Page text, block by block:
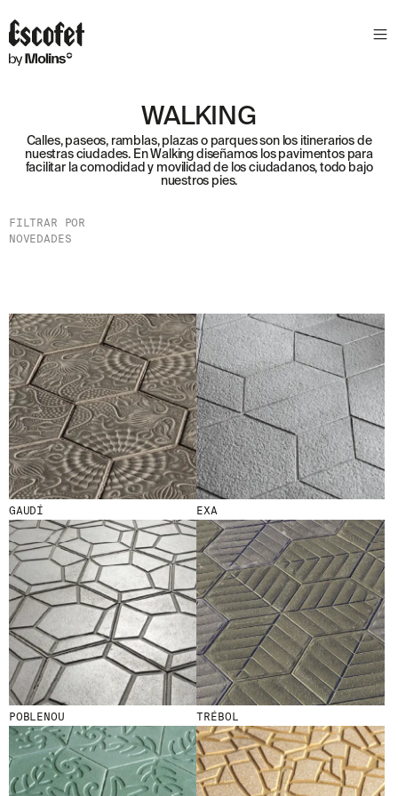
WALKING
Calles, paseos, ramblas, plazas o parques son los itinerarios de
nuestras ciudades. En Walking diseñamos los pavimentos para
facilitar la comodidad y movilidad de los ciudadanos, todo bajo
nuestros pies.
FILTRAR POR
NOVEDADES
GAUDÍ EXA
POBLENOU TRÉBOL